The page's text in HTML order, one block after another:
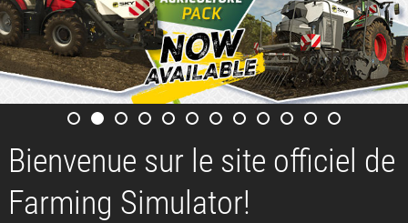
Bienvenue sur le site officiel de
Farming Simulator!